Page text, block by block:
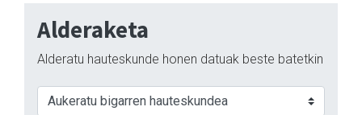
Alderaketa
Alderatu hauteskunde honen datuak beste batetkin